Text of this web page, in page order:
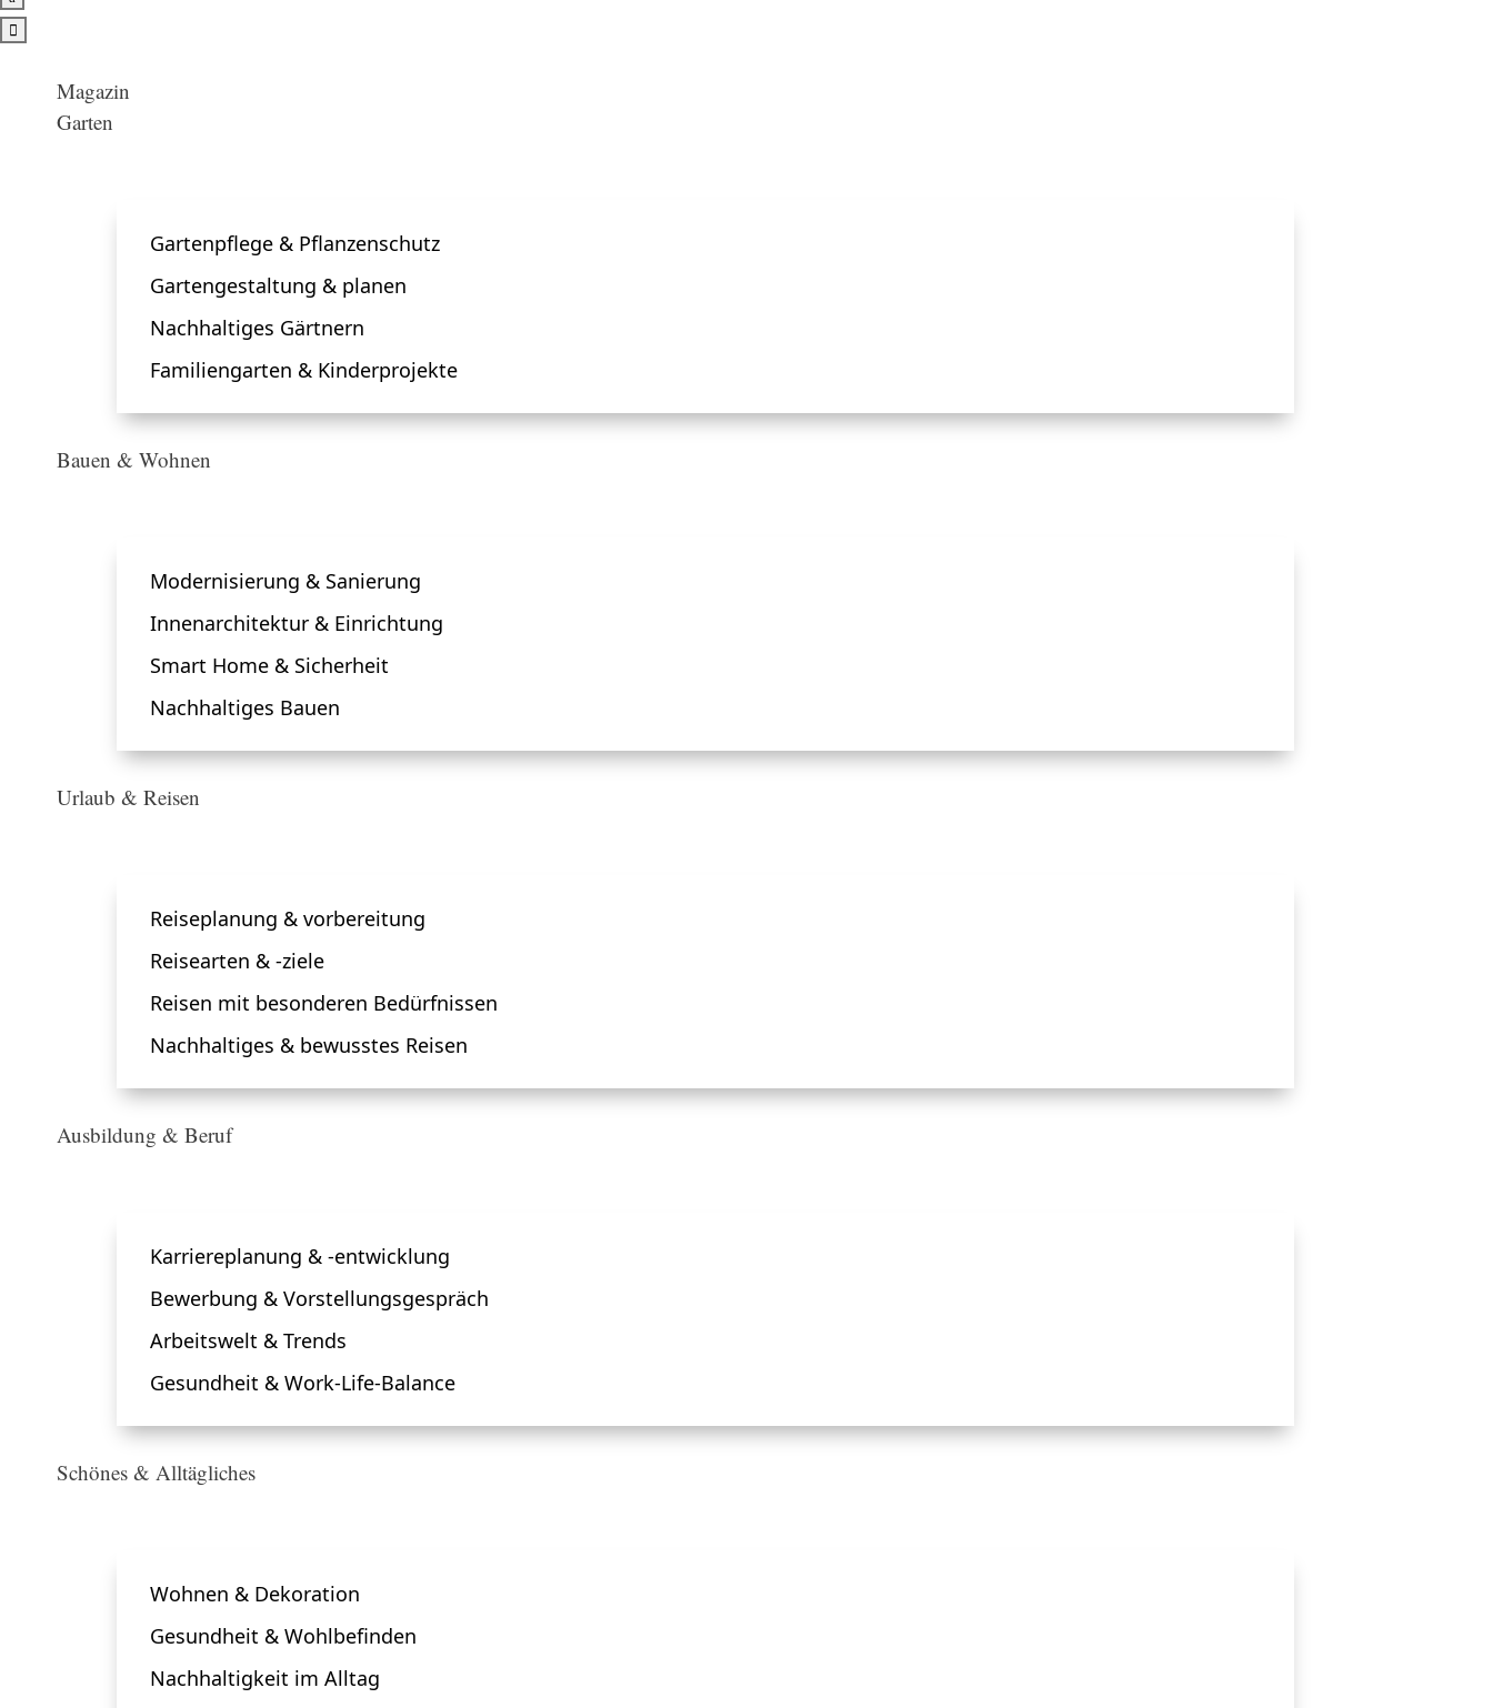

Magazin
Garten
Gartenpflege & Pflanzenschutz
Gartengestaltung & planen
Nachhaltiges Gärtnern
Familiengarten & Kinderprojekte
Bauen & Wohnen
Modernisierung & Sanierung
Innenarchitektur & Einrichtung
Smart Home & Sicherheit
Nachhaltiges Bauen
Urlaub & Reisen
Reiseplanung & vorbereitung
Reisearten & -ziele
Reisen mit besonderen Bedürfnissen
Nachhaltiges & bewusstes Reisen
Ausbildung & Beruf
Karriereplanung & -entwicklung
Bewerbung & Vorstellungsgespräch
Arbeitswelt & Trends
Gesundheit & Work-Life-Balance
Schönes & Alltägliches
Wohnen & Dekoration
Gesundheit & Wohlbefinden
Nachhaltigkeit im Alltag